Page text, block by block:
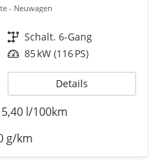
Neuwagen
Getriebe Schalt. 6-Gang
Leistung 85 kW (116 PS)
Details
5,40 l/100km
g/km